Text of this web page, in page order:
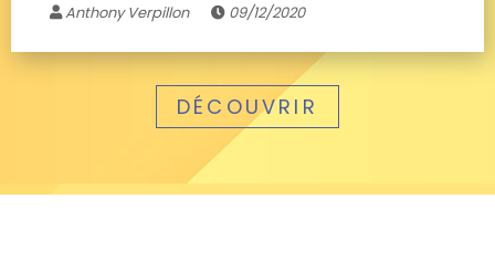
Anthony Verpillon 09/12/2020
DÉCOUVRIR